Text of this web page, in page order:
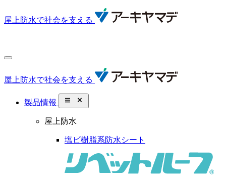
屋上防水で社会を支える
屋上防水で社会を支える
製品情報 close_small
屋上防水
塩ビ樹脂系防水シート